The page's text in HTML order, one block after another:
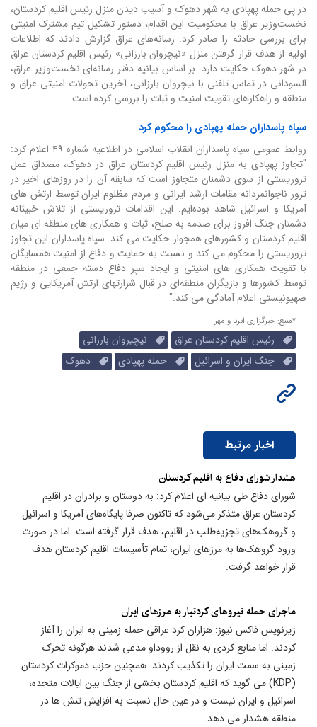
در پی حمله پهپادی به شهر دهوک و آسیب دیدن منزل رئیس اقلیم کردستان،
نخست‌وزیر عراق با محکومیت این اقدام، دستور تشکیل تیم مشترک امنیتی
برای بررسی حادثه را صادر کرد. رسانه‌های عراق گزارش دادند که اطلاعات
اولیه از هدف قرار گرفتن منزل «نیچروان بارزانی» رئیس اقلیم کردستان عراق
در شهر دهوک حکایت دارد. بر اساس بیانیه دفتر رسانه‌ای نخست‌وزیر عراق،
السودانی در تماس تلفنی با نیچروان بارزانی، آخرین تحولات امنیتی عراق و
منطقه و راهکارهای تقویت امنیت و ثبات را بررسی کرده است.
سپاه پاسداران حمله پهپادی را محکوم کرد
روابط عمومی سپاه پاسداران انقلاب اسلامی در اطلاعیه شماره ۴۹ اعلام کرد:
"تجاوز پهپادی به منزل رئیس اقلیم کردستان عراق در دهوک، مصداق عمل
تروریستی از سوی دشمنان متجاوز است که سابقه آن را در روزهای اخیر در
ترور ناجوانمردانه مقامات ارشد ایرانی و مردم مظلوم ایران توسط ارتش های
آمریکا و اسرائیل شاهد بوده‌ایم. این اقدامات تروریستی از تلاش خبیثانه
دشمنان جنگ افروز برای صدمه به صلح، ثبات و همکاری های منطقه ای میان
اقلیم کردستان و کشورهای همجوار حکایت می کند. سپاه پاسداران این تجاوز
تروریستی را محکوم می کند و نسبت به حمایت و دفاع از امنیت همسایگان
با تقویت همکاری های امنیتی و ایجاد سپر دفاع دسته جمعی در منطقه
توسط کشورها و بازیگران منطقه‌ای در قبال شرارتهای ارتش‌ آمریکایی و رژیم
صهیونیستی اعلام آمادگی می کند."
*منبع: خبرگزاری ایرنا و مهر
رئیس اقلیم کردستان عراق
نیچیروان بارزانی
جنگ ایران و اسرائیل
حمله پهپادی دهوک
اخبار مرتبط
​هشدار شورای دفاع به اقلیم کردستان
شورای دفاع طی بیانیه ای اعلام کرد: به دوستان و برادران در اقلیم
کردستان عراق متذکر می‌شود که تاکنون صرفا پایگاه‌های آمریکا و اسرائیل
و گروهک‌های تجزیه‌طلب در اقلیم، هدف قرار گرفته است. اما در صورت
ورود گروهک‌ها به مرزهای ایران، تمام تأسیسات اقلیم کردستان هدف
قرار خواهد گرفت.
ماجرای حمله نیروهای کردتبار به مرزهای ایران
زیرنویس فاکس نیوز: هزاران کرد عراقی حمله زمینی به ایران را آغاز
کردند. اما منابع کردی به نقل از رووداو مدعی شدند هرگونه تحرک
زمینی به سمت ایران را تکذیب کردند. همچنین حزب دموکرات کردستان
(KDP) می گوید که اقلیم کردستان بخشی از جنگ بین ایالات متحده،
اسرائیل و ایران نیست و در عین حال نسبت به افزایش تنش ها در
منطقه هشدار می دهد.